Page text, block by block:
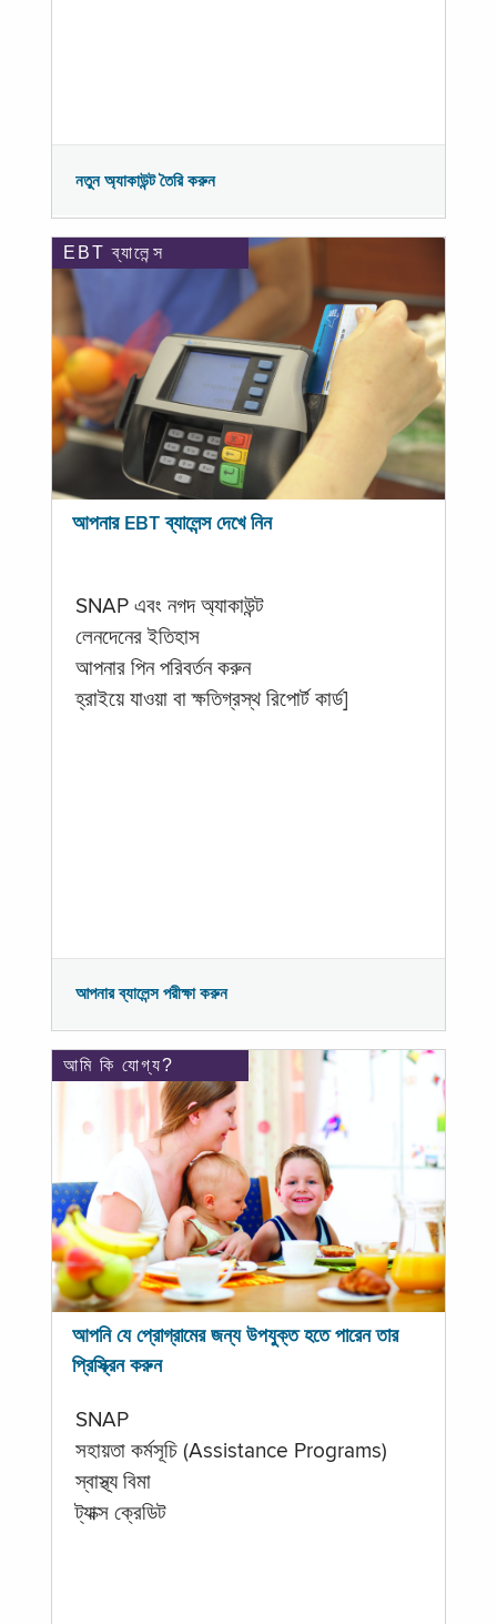
নতুন অ্যাকাউন্ট তৈরি করুন
EBT ব্যালেন্স
আপনার EBT ব্যালেন্স দেখে নিন
SNAP এবং নগদ অ্যাকাউন্ট
লেনদেনের ইতিহাস
আপনার পিন পরিবর্তন করুন
হ্রাইয়ে যাওয়া বা ক্ষতিগ্রস্থ রিপোর্ট কার্ড]
আপনার ব্যালেন্স পরীক্ষা করুন
আমি কি যোগ্য?
আপনি যে প্রোগ্রামের জন্য উপযুক্ত হতে পারেন তার
প্রিস্ক্রিন করুন
SNAP
সহায়তা কর্মসূচি (Assistance Programs)
স্বাস্থ্য বিমা
ট্যাক্স ক্রেডিট